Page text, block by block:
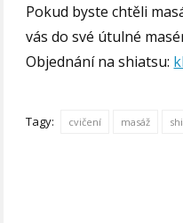
Pokud byste chtěli
vás do své útulné
Objednání na shiatsu:
Tagy: cvičení masáž